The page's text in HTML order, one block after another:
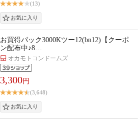
(13)
お買得パック3000Kツー12(bn12)【クーポ
ン配布中♪8…
オカモトコンドームズ
3,300円
(3,648)